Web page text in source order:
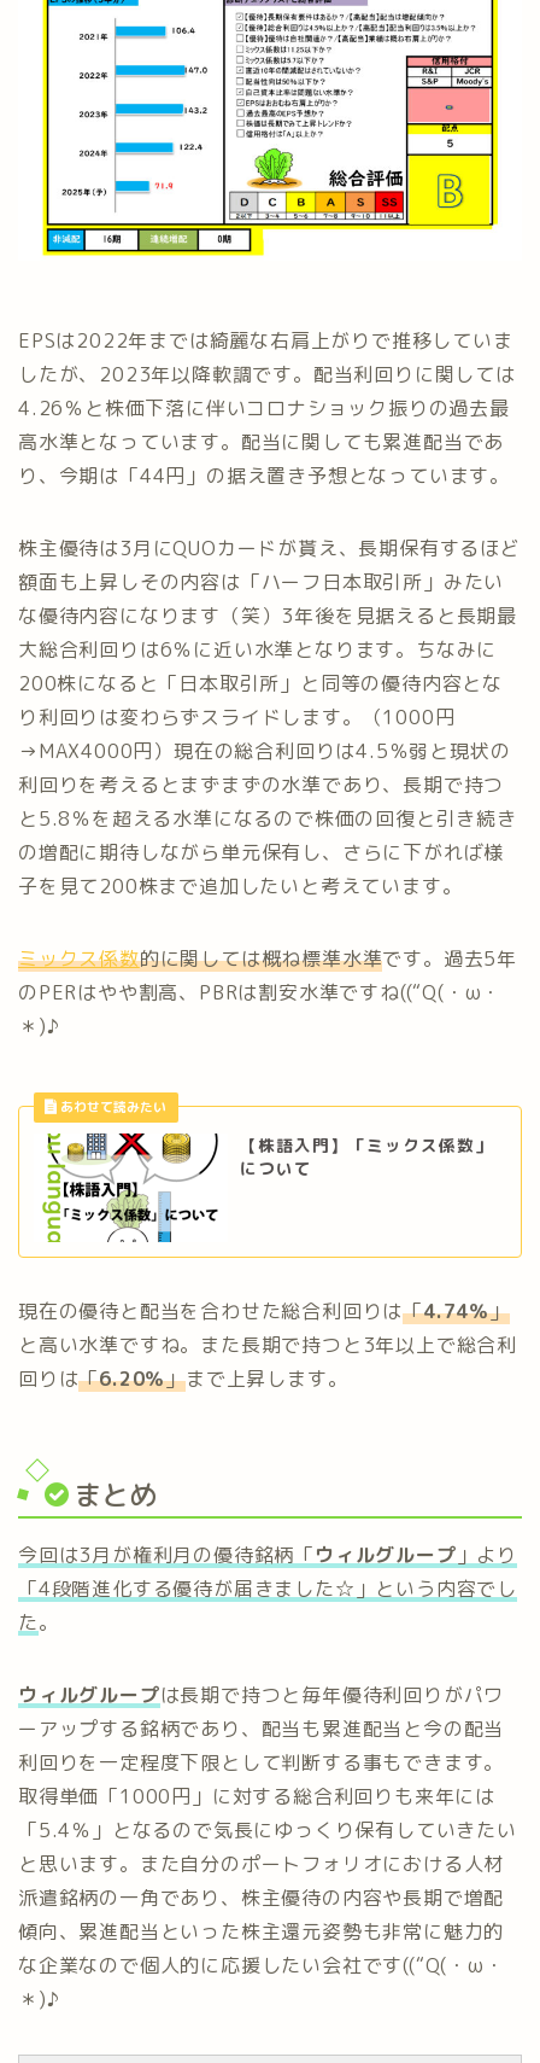
EPSは2022年までは綺麗な右肩上がりで推移していま
したが、2023年以降軟調です。配当利回りに関しては
4.26％と株価下落に伴いコロナショック振りの過去最
高水準となっています。配当に関しても累進配当であ
り、今期は「44円」の据え置き予想となっています。
株主優待は3月にQUOカードが貰え、長期保有するほど
額面も上昇しその内容は「ハーフ日本取引所」みたい
な優待内容になります（笑）3年後を見据えると長期最
大総合利回りは6％に近い水準となります。ちなみに
200株になると「日本取引所」と同等の優待内容とな
り利回りは変わらずスライドします。（1000円
→MAX4000円）現在の総合利回りは4.5％弱と現状の
利回りを考えるとまずまずの水準であり、長期で持つ
と5.8％を超える水準になるので株価の回復と引き続き
の増配に期待しながら単元保有し、さらに下がれば様
子を見て200株まで追加したいと考えています。
ミックス係数的に関しては概ね標準水準です。過去5年
のPERはやや割高、PBRは割安水準ですね((“Q(・ω・
＊)♪
【株語入門】「ミックス係数」
について
現在の優待と配当を合わせた総合利回りは「4.74％」
と高い水準ですね。また長期で持つと3年以上で総合利
回りは「6.20％」まで上昇します。
まとめ
今回は3月が権利月の優待銘柄「ウィルグループ 」より
「4段階進化する優待が届きました☆」という内容でし
た。
ウィルグループは長期で持つと毎年優待利回りがパワ
ーアップする銘柄であり、配当も累進配当と今の配当
利回りを一定程度下限として判断する事もできます。
取得単価「1000円」に対する総合利回りも来年には
「5.4％」となるので気長にゆっくり保有していきたい
と思います。また自分のポートフォリオにおける人材
派遣銘柄の一角であり、株主優待の内容や長期で増配
傾向、累進配当といった株主還元姿勢も非常に魅力的
な企業なので個人的に応援したい会社です((“Q(・ω・
＊)♪